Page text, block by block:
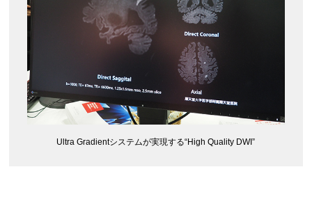
Ultra Gradientシステムが実現する“High Quality DWI”